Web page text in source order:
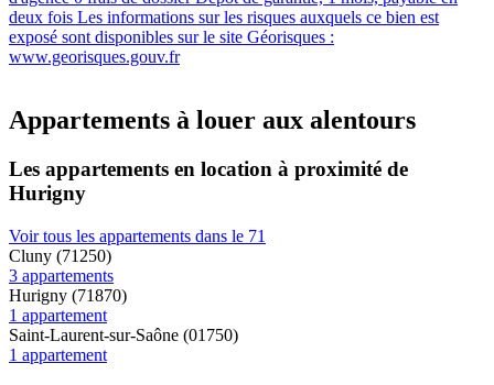
deux fois Les informations sur les risques auxquels ce bien est
exposé sont disponibles sur le site Géorisques :
www.georisques.gouv.fr
Appartements à louer aux alentours
Les appartements en location à proximité de
Hurigny
Voir tous les appartements dans le 71
Cluny (71250)
3 appartements
Hurigny (71870)
1 appartement
Saint-Laurent-sur-Saône (01750)
1 appartement